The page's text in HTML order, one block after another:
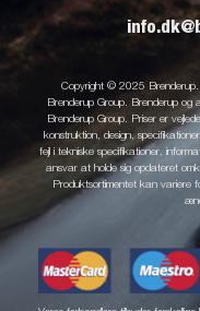
Copyright © 2025 Brenderup.
Brenderup Group. Brenderup og
Brenderup Group. Priser er
konstruktion, design,
fejl i tekniske specifikationer,
ansvar at holde sig opdateret
Produktsortimentet kan variere